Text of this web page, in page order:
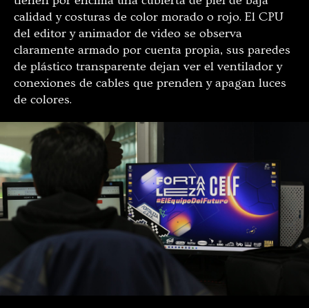
calidad y costuras de color morado o rojo. El CPU
del editor y animador de video se observa
claramente armado por cuenta propia, sus paredes
de plástico transparente dejan ver el ventilador y
conexiones de cables que prenden y apagan luces
de colores.